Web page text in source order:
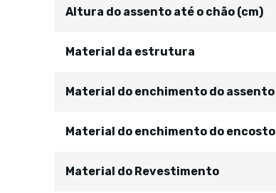
Altura do assento até o chão (cm)
Material da estrutura
Material do enchimento do assento
Material do enchimento do encosto
Material do Revestimento